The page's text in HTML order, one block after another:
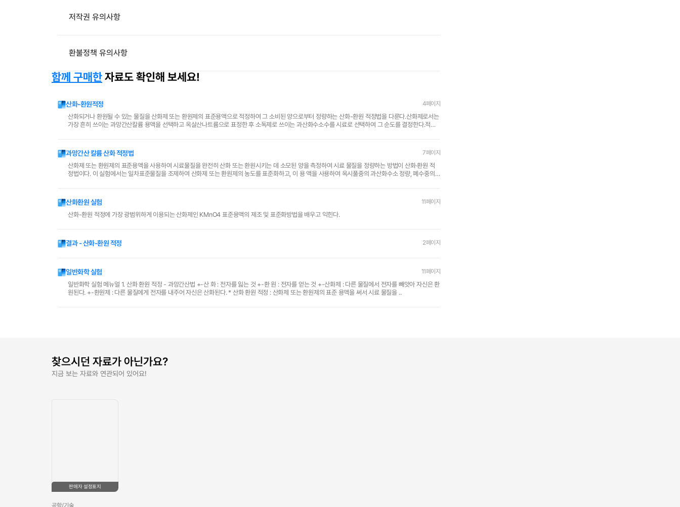
저작권 유의사항
환불정책 유의사항
함께 구매한자료도 확인해 보세요!
산화-환원적정 4페이지
산화되거나 환원될 수 있는 물질을 산화제 또는 환원제의 표준용액으로 적정하여 그 소비된 양으로부터 정량하는 산화-환원 적정법을 다룬다.산화제로서는
가장 흔히 쓰이는 과망간산칼륨 용액을 선택하고 옥살산나트륨으로 표정한 후 소독제로 쓰이는 과산화수소수를 시료로 선택하여 그 순도를 결정한다.적정
과망간산 칼륨 산화 적정법 7페이지
산화제 또는 환원제의 표준용액을 사용하여 시료물질을 완전히 산화 또는 환원시키는 데 소모된 양을 측정하여 시료 물질을 정량하는 방법이 산화·환원 적
정법이다. 이 실험에서는 일차표준물질을 조제하여 산화제 또는 환원제의 농도를 표준화하고, 이 용 액을 사용하여 옥시풀중의 과산화수소 정량, 폐수중의
산화환원 실험 11페이지
산화-환원 적정에 가장 광범위하게 이용되는 산화제인 KMnO4 표준용액의 제조 및 표준화방법을 배우고 익힌다.
결과 - 산화-환원 적정 2페이지
일반화학 실험 11페이지
일반화학 실험 메뉴얼 1. 산화 환원 적정 - 과망간산법 +-산 화 : 전자를 잃는 것 +-환 원 : 전자를 얻는 것 +-산화제 : 다른 물질에서 전자를 빼앗아 자신은 환
원된다. +-환원제 : 다른 물질에게 전자를 내주어 자신은 산화된다. * 산화 환원 적정 : 산화제 또는 환원제의 표준 용액을 써서 시료 물질을 ..
찾으시던 자료가 아닌가요?
지금 보는 자료와 연관되어 있어요!
판매자 설정표지
공학/기술